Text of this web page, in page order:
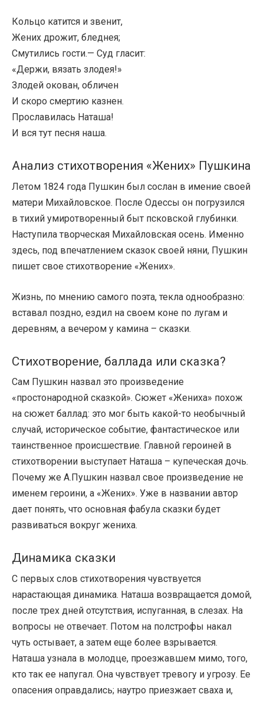
Кольцо катится и звенит,
Жених дрожит, бледнея;
Смутились гости.— Суд гласит:
«Держи, вязать злодея!»
Злодей окован, обличен
И скоро смертию казнен.
Прославилась Наташа!
И вся тут песня наша.
Анализ стихотворения «Жених» Пушкина
Летом 1824 года Пушкин был сослан в имение своей
матери Михайловское. После Одессы он погрузился
в тихий умиротворенный быт псковской глубинки.
Наступила творческая Михайловская осень. Именно
здесь, под впечатлением сказок своей няни, Пушкин
пишет свое стихотворение «Жених».
Жизнь, по мнению самого поэта, текла однообразно:
вставал поздно, ездил на своем коне по лугам и
деревням, а вечером у камина – сказки.
Стихотворение, баллада или сказка?
Сам Пушкин назвал это произведение
«простонародной сказкой». Сюжет «Жениха» похож
на сюжет баллад: это мог быть какой-то необычный
случай, историческое событие, фантастическое или
таинственное происшествие. Главной героиней в
стихотворении выступает Наташа – купеческая дочь.
Почему же А.Пушкин назвал свое произведение не
именем героини, а «Жених». Уже в названии автор
дает понять, что основная фабула сказки будет
развиваться вокруг жениха.
Динамика сказки
С первых слов стихотворения чувствуется
нарастающая динамика. Наташа возвращается домой,
после трех дней отсутствия, испуганная, в слезах. На
вопросы не отвечает. Потом на полстрофы накал
чуть остывает, а затем еще более взрывается.
Наташа узнала в молодце, проезжавшем мимо, того,
кто так ее напугал. Она чувствует тревогу и угрозу. Ее
опасения оправдались; наутро приезжает сваха и,